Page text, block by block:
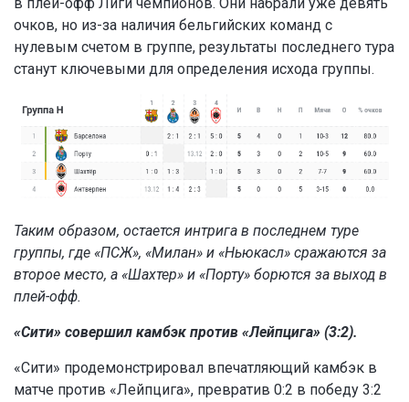
очков, но из-за наличия бельгийских команд с
нулевым счетом в группе, результаты последнего тура
станут ключевыми для определения исхода группы.
Таким образом, остается интрига в последнем туре
группы, где «ПСЖ», «Милан» и «Ньюкасл» сражаются за
второе место, а «Шахтер» и «Порту» борются за выход в
плей-офф.
«Сити» совершил камбэк против «Лейпцига» (3:2).
«Сити» продемонстрировал впечатляющий камбэк в
матче против «Лейпцига», превратив 0:2 в победу 3:2